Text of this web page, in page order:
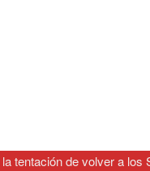
tentación de volver a